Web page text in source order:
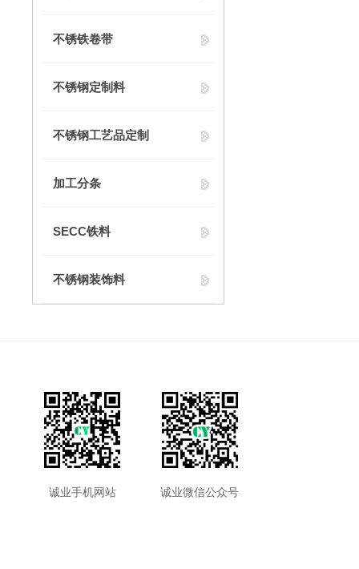
不锈铁卷带
不锈钢定制料
不锈钢工艺品定制
加工分条
SECC铁料
不锈钢装饰料
诚业手机网站 诚业微信公众号